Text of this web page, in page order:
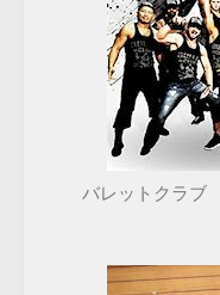
バレットクラブ